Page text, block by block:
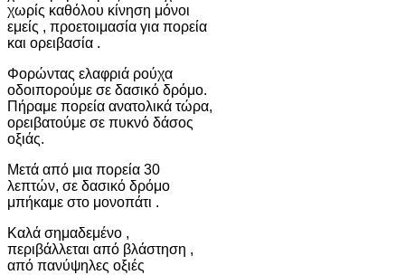
χωρίς καθόλου κίνηση μόνοι
εμείς , προετοιμασία για πορεία
και ορειβασία .
Φορώντας ελαφριά ρούχα
οδοιπορούμε σε δασικό δρόμο.
Πήραμε πορεία ανατολικά τώρα,
ορειβατούμε σε πυκνό δάσος
οξιάς.
Μετά από μια πορεία 30
λεπτών, σε δασικό δρόμο
μπήκαμε στο μονοπάτι .
Καλά σημαδεμένο ,
περιβάλλεται από βλάστηση ,
από πανύψηλες οξιές